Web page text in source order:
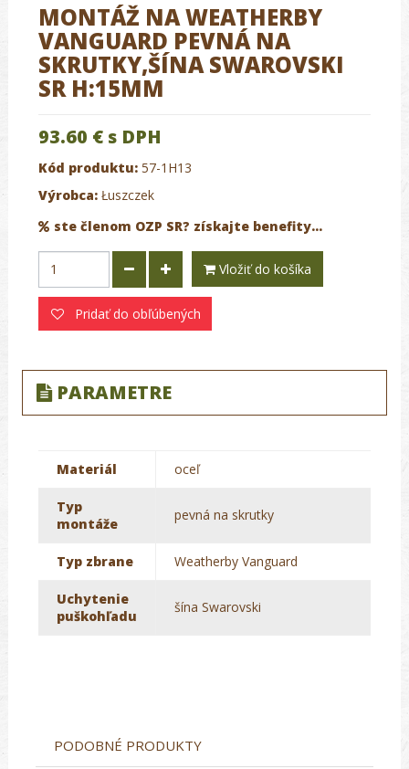
MONTÁŽ NA WEATHERBY
VANGUARD PEVNÁ NA
SKRUTKY,ŠÍNA SWAROVSKI
SR H:15MM
93.60 € s DPH
Kód produktu: 57-1H13
Výrobca: Łuszczek
ste členom OZP SR? získajte benefity...
Vložiť do košíka
Pridať do obľúbených
PARAMETRE
Materiál oceľ
Typ
montáže
pevná na skrutky
Typ zbrane Weatherby Vanguard
Uchytenie
puškohľadu
šína Swarovski
PODOBNÉ PRODUKTY